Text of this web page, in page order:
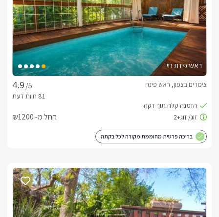
ראש פינת נוי
/5
צימרים בצפון, ראש פינה
החל מ- ₪1200
בריכה פרטית מחוממת מקורה לכל בקתה